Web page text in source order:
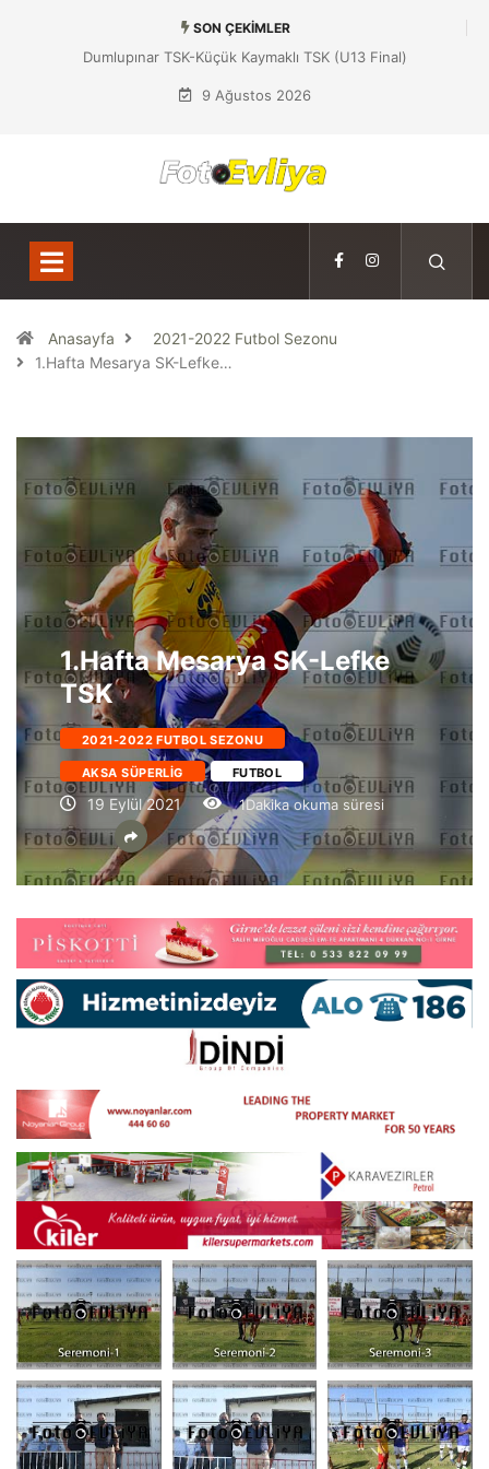
SON ÇEKIMLER
Dumlupınar TSK-Küçük Kaymaklı TSK (U13 Final)
9 Ağustos 2026
Anasayfa
2021-2022 Futbol Sezonu
1.Hafta Mesarya SK-Lefke…
1.Hafta Mesarya SK-Lefke
TSK
2021-2022 FUTBOL SEZONU
AKSA SÜPERLIG FUTBOL
19 Eylül 2021 1Dakika okuma süresi